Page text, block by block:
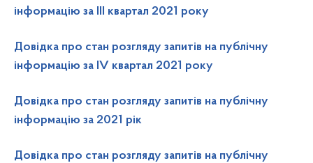
інформацію за ІІІ квартал 2021 року
Довідка про стан розгляду запитів на публічну
інформацію за ІV квартал 2021 року
Довідка про стан розгляду запитів на публічну
інформацію за 2021 рік
Довідка про стан розгляду запитів на публічну